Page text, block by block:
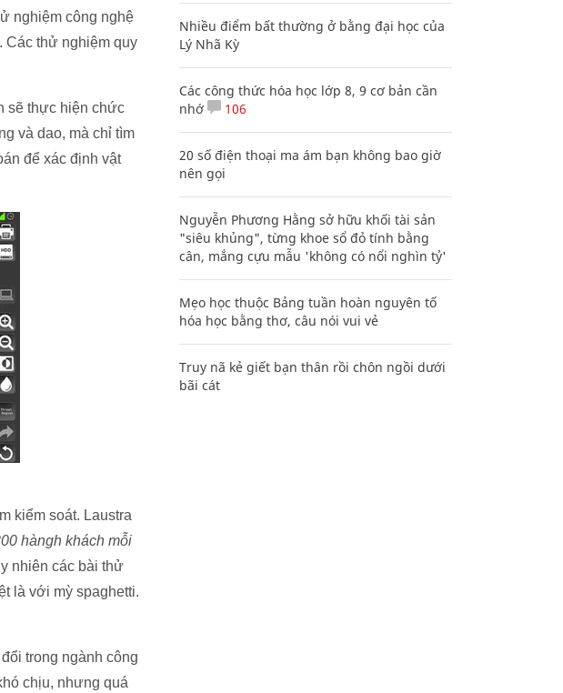
nghiệm công nghệ
Các thử nghiệm quy
sẽ thực hiện chức
và dao, mà chỉ tìm
để xác định vật
kiểm soát. Laustra
hàngh khách mỗi
nhiên các bài thử
là với mỳ spaghetti.
trong ngành công
chịu, nhưng quá
Nhiều điểm bất thường ở bằng đại học của
Lý Nhã Kỳ
Các công thức hóa học lớp 8, 9 cơ bản cần
nhớ
106
20 số điện thoại ma ám bạn không bao giờ
nên gọi
Nguyễn Phương Hằng sở hữu khối tài sản
"siêu khủng", từng khoe sổ đỏ tính bằng
cân, mắng cựu mẫu 'không có nổi nghìn tỷ'
Mẹo học thuộc Bảng tuần hoàn nguyên tố
hóa học bằng thơ, câu nói vui vẻ
Truy nã kẻ giết bạn thân rồi chôn ngồi dưới
bãi cát